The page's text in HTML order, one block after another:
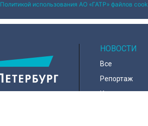
Политикой использования АО «ГАТР» файлов
НОВОСТИ
Все
Репортаж
Коронавирус